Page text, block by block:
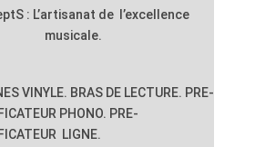
S : L’artisanat de l’excellence
musicale.
VINYLE. BRAS DE LECTURE. PRE-
PHONO. PRE-
LIGNE.